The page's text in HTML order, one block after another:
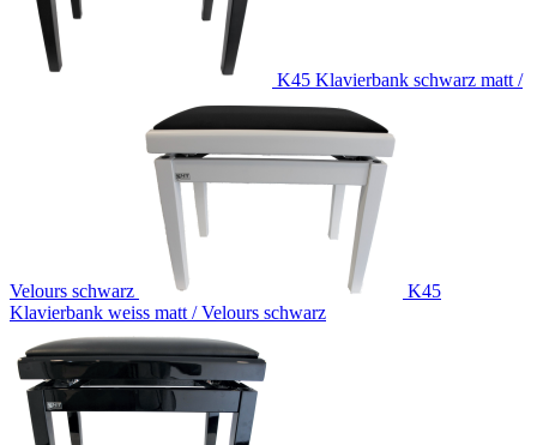
K45 Klavierbank schwarz matt /
Velours schwarz
K45
Klavierbank weiss matt / Velours schwarz